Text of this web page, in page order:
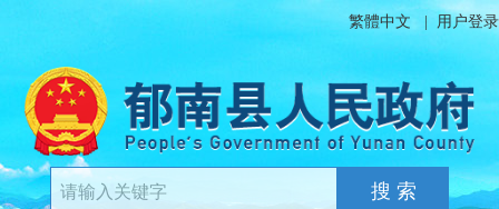
繁體中文 用户登录
搜 索